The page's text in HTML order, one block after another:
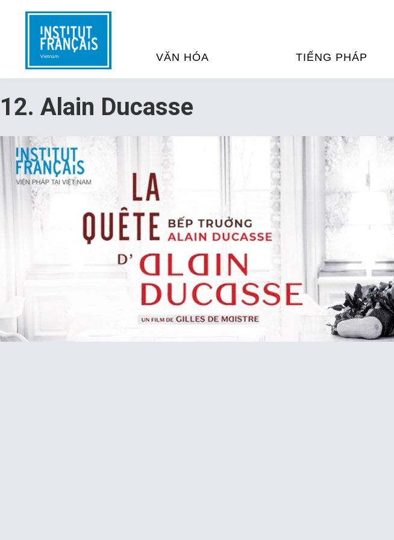
VĂN HÓA
THƯ VIỆN ĐA PHƯƠNG TIỆN
CHƯƠNG TRÌNH CHIẾU PHIM
PHÁP
SÁCH VÀ THƯ TỊCH
NGHỆ SỸ LƯU TRÚ
TIẾNG PHÁP
KỲ THI & CHỨNG CHỈ
HỌC TIẾNG PHÁP NGAY TẠI
PHÁP
DỊCH TIẾNG PHÁP
HỢP TÁC TIẾNG PHÁP
12. Alain Ducasse